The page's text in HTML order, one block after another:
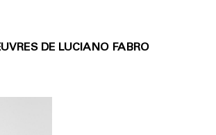
DE LUCIANO FABRO